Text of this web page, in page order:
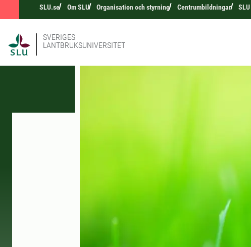
SLU.se Om SLU Organisation och styrning Centrumbildningar
SVERIGES
LANTBRUKSUNIVERSITET